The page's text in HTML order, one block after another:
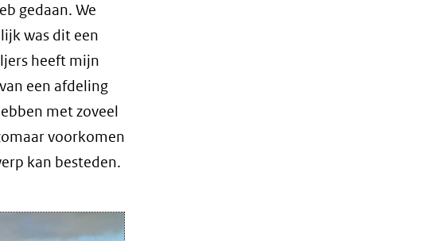
gedaan. We
was dit een
heeft mijn
een afdeling
met zoveel
voorkomen
kan besteden.